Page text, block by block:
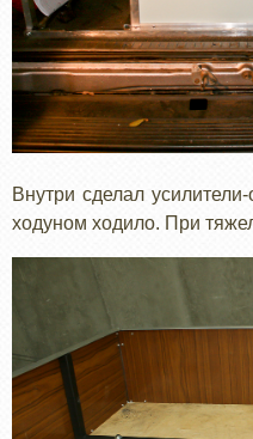
Внутри сделал
ходуном ходило. При